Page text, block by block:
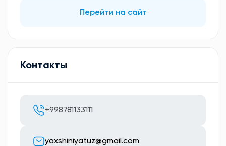
Перейти на сайт
Контакты
+998781133111
yaxshiniyatuz@gmail.com